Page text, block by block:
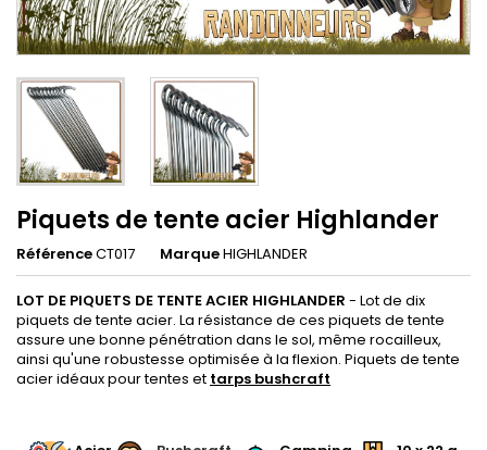
Piquets de tente acier Highlander
RéférenceCT017 MarqueHIGHLANDER
LOT DE PIQUETS DE TENTE ACIER HIGHLANDER - Lot de dix
piquets de tente acier. La résistance de ces piquets de tente
assure une bonne pénétration dans le sol, même rocailleux,
ainsi qu'une robustesse optimisée à la flexion. Piquets de tente
acier idéaux pour tentes et tarps bushcraft